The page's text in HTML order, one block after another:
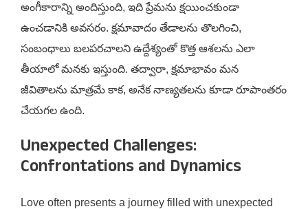
అంగీకారాన్ని అందిస్తుంది, ఇది ప్రేమను క్షయించకుండా
ఉంచడానికి అవసరం. క్షమావాదం తేడాలను తొలగించి,
సంబంధాలు బలపరచాలని ఉద్దేశ్యంతో కొత్త ఆశలను ఎలా
తీయాలో మనకు ఇస్తుంది. తద్వారా, క్షమాభావం మన
జీవితాలను మాత్రమే కాక, అనేక నాణ్యతలను కూడా రూపాంతరం
చేయగల ఉంది.
Unexpected Challenges:
Confrontations and Dynamics
Love often presents a journey filled with unexpected